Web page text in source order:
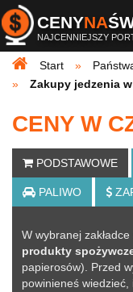
CENYNA
NAJCENNIEJSZY
Start
Zakupy jedzenia
CENY W
PODSTAWOWE
PALIWO
W wybranej
produkty
papierosów). Przed
powinieneś wiedzieć,